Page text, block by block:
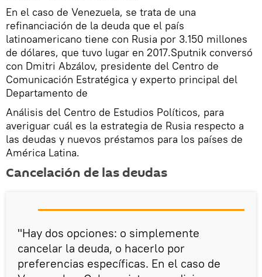
En el caso de Venezuela, se trata de una
refinanciación de la deuda que el país
latinoamericano tiene con Rusia por 3.150 millones
de dólares, que tuvo lugar en 2017.Sputnik conversó
con Dmitri Abzálov, presidente del Centro de
Comunicación Estratégica y experto principal del
Departamento de
Análisis del Centro de Estudios Políticos, para
averiguar cuál es la estrategia de Rusia respecto a
las deudas y nuevos préstamos para los países de
América Latina.
Cancelación de las deudas
"Hay dos opciones: o simplemente
cancelar la deuda, o hacerlo por
preferencias específicas. En el caso de